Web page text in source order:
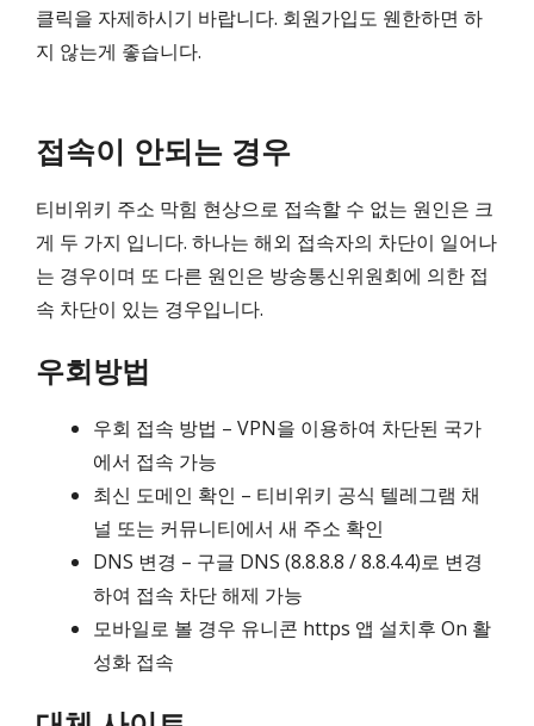
클릭을 자제하시기 바랍니다. 회원가입도 웬한하면 하
지 않는게 좋습니다.
접속이 안되는 경우
티비위키 주소 막힘 현상으로 접속할 수 없는 원인은 크
게 두 가지 입니다. 하나는 해외 접속자의 차단이 일어나
는 경우이며 또 다른 원인은 방송통신위원회에 의한 접
속 차단이 있는 경우입니다.
우회방법
우회 접속 방법 – VPN을 이용하여 차단된 국가
에서 접속 가능
최신 도메인 확인 – 티비위키 공식 텔레그램 채
널 또는 커뮤니티에서 새 주소 확인
DNS 변경 – 구글 DNS (8.8.8.8 / 8.8.4.4)로 변경
하여 접속 차단 해제 가능
모바일로 볼 경우 유니콘 https 앱 설치후 On 활
성화 접속